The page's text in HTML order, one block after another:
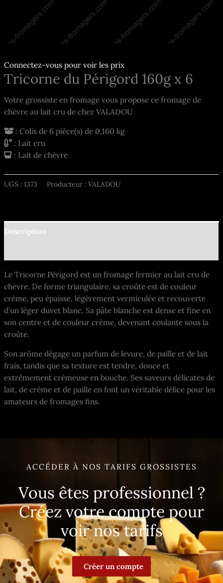
Connectez-vous pour voir les prix
Tricorne du Périgord 160g x 6
Votre grossiste en fromage vous propose ce fromage de
chèvre au lait cru de chez VALADOU
: Colis de 6 pièce(s) de 0,160 kg
: Lait cru
: Lait de chèvre
UGS :1373 Producteur : VALADOU
Description
Le Tricorne Périgord est un fromage fermier au lait cru de
chèvre. De forme triangulaire, sa croûte est de couleur
crème, peu épaisse, légèrement vermiculée et recouverte
d’un léger duvet blanc. Sa pâte blanche est dense et fine en
son centre et de couleur crème, devenant coulante sous la
croûte.
Son arôme dégage un parfum de levure, de paille et de lait
frais, tandis que sa texture est tendre, douce et
extrêmement crémeuse en bouche. Ses saveurs délicates de
lait, de crème et de paille en font un véritable délice pour les
amateurs de fromages fins.
ACCÉDER À NOS TARIFS GROSSISTES
Vous êtes professionnel ?
Créez votre compte pour
voir nos tarifs
Créer un compte